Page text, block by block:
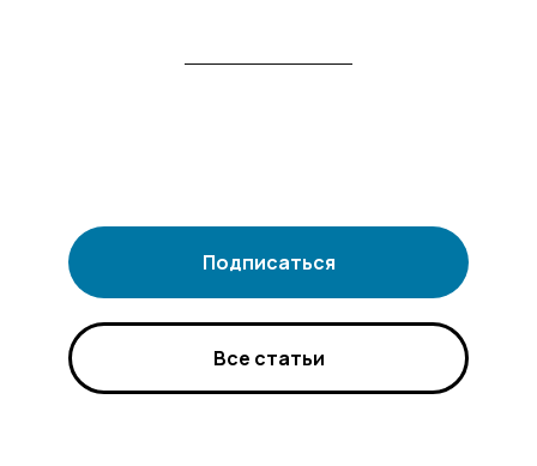
Подписаться
Все статьи